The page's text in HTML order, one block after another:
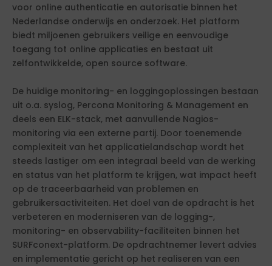
voor online authenticatie en autorisatie binnen het
Nederlandse onderwijs en onderzoek. Het platform
biedt miljoenen gebruikers veilige en eenvoudige
toegang tot online applicaties en bestaat uit
zelfontwikkelde, open source software.
De huidige monitoring- en loggingoplossingen bestaan
uit o.a. syslog, Percona Monitoring & Management en
deels een ELK-stack, met aanvullende Nagios-
monitoring via een externe partij. Door toenemende
complexiteit van het applicatielandschap wordt het
steeds lastiger om een integraal beeld van de werking
en status van het platform te krijgen, wat impact heeft
op de traceerbaarheid van problemen en
gebruikersactiviteiten. Het doel van de opdracht is het
verbeteren en moderniseren van de logging-,
monitoring- en observability-faciliteiten binnen het
SURFconext-platform. De opdrachtnemer levert advies
en implementatie gericht op het realiseren van een